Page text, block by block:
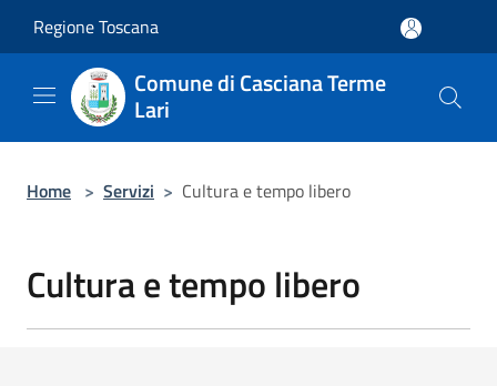
Regione Toscana
Comune di Casciana Terme
Lari
Home > Servizi > Cultura e tempo libero
Cultura e tempo libero